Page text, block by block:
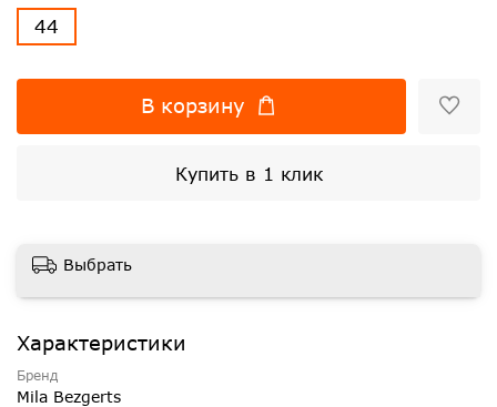
44
В корзину
Купить в 1 клик
Выбрать
Характеристики
Бренд
Mila Bezgerts